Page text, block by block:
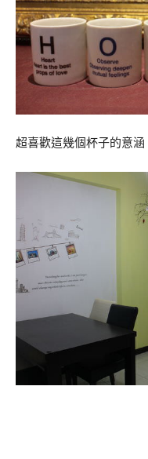
超喜歡這幾個杯子的意涵